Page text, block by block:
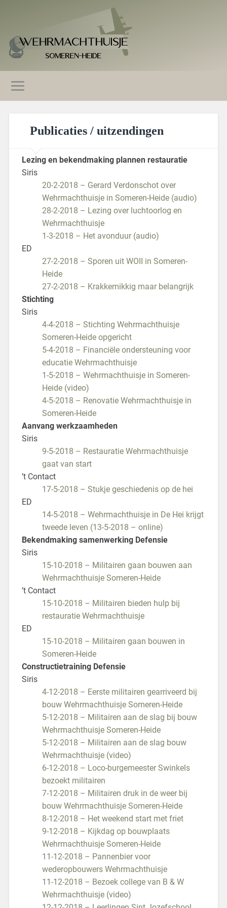
Publicaties / uitzendingen
Lezing en bekendmaking plannen restauratie
Siris
20-2-2018 – Gerard Verdonschot over
Wehrmachthuisje in Someren-Heide (audio)
28-2-2018 – Lezing over luchtoorlog en
Wehrmachthuisje
1-3-2018 – Het avonduur (audio)
ED
27-2-2018 – Sporen uit WOII in Someren-
Heide
27-2-2018 – Krakkemikkig maar belangrijk
Stichting
Siris
4-4-2018 – Stichting Wehrmachthuisje
Someren-Heide opgericht
5-4-2018 – Financiële ondersteuning voor
educatie Wehrmachthuisje
1-5-2018 – Wehrmachthuisje in Someren-
Heide (video)
4-5-2018 – Renovatie Wehrmachthuisje in
Someren-Heide
Aanvang werkzaamheden
Siris
9-5-2018 – Restauratie Wehrmachthuisje
gaat van start
’t Contact
17-5-2018 – Stukje geschiedenis op de hei
ED
14-5-2018 – Wehrmachthuisje in De Hei krijgt
tweede leven (13-5-2018 – online)
Bekendmaking samenwerking Defensie
Siris
15-10-2018 – Militairen gaan bouwen aan
Wehrmachthuisje Someren-Heide
’t Contact
15-10-2018 – Militairen bieden hulp bij
restauratie Wehrmachthuisje
ED
15-10-2018 – Militairen gaan bouwen in
Someren-Heide
Constructietraining Defensie
Siris
4-12-2018 – Eerste militairen gearriveerd bij
bouw Wehrmachthuisje Someren-Heide
5-12-2018 – Militairen aan de slag bij bouw
Wehrmachthuisje Someren-Heide
5-12-2018 – Militairen aan de slag bouw
Wehrmachthuisje (video)
6-12-2018 – Loco-burgemeester Swinkels
bezoekt militairen
7-12-2018 – Militairen druk in de weer bij
bouw Wehrmachthuisje Someren-Heide
8-12-2018 – Het weekend start met friet
9-12-2018 – Kijkdag op bouwplaats
Wehrmachthuisje Someren-Heide
11-12-2018 – Pannenbier voor
wederopbouwers Wehrmachthuisje
11-12-2018 – Bezoek college van B & W
Wehrmachthuisje (video)